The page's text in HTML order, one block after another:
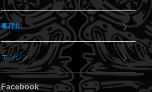
車種別
エンジン
Facebook